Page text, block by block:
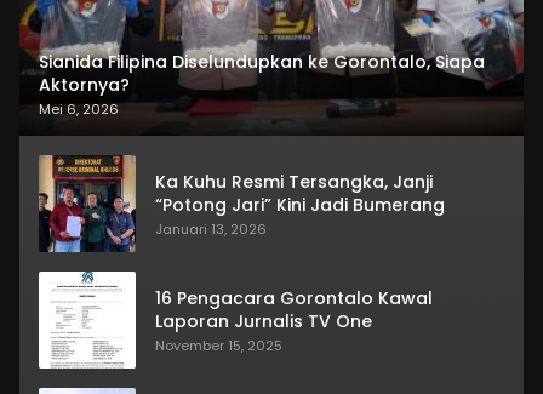
Sianida Filipina Diselundupkan ke Gorontalo, Siapa
Aktornya?
Mei 6, 2026
Ka Kuhu Resmi Tersangka, Janji
“Potong Jari” Kini Jadi Bumerang
Januari 13, 2026
16 Pengacara Gorontalo Kawal
Laporan Jurnalis TV One
November 15, 2025